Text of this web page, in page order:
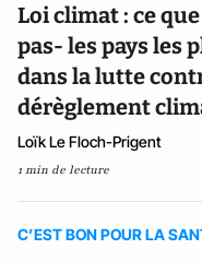
Loi climat : ce
pas- les pays les
dans la lutte
dérèglement
Loïk Le Floch-Prigent
1 min de lecture
C’EST BON POUR LA